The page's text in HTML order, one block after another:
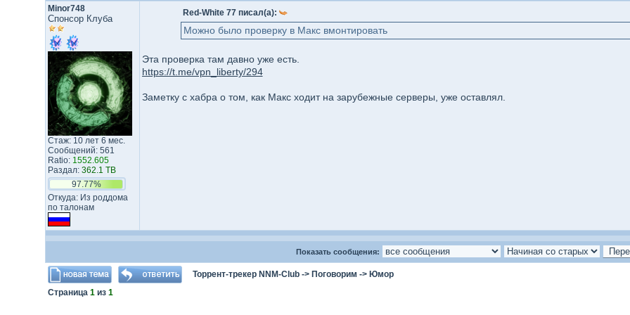
Minor748
Спонсор Клуба
Стаж: 10 лет 6 мес.
Сообщений: 561
Ratio: 1552.605
Раздал: 362.1 TB
97.77%
Откуда: Из роддома
по талонам
Red-White 77 писал(а):
Можно было проверку в Макс вмонтировать
Эта проверка там давно уже есть.
https://t.me/vpn_liberty/294
Заметку с хабра о том, как Макс ходит на зарубежные серверы, уже оставлял.
Показать сообщения:
Торрент-трекер NNM-Club-> Поговорим -> Юмор
Страница 1из 1